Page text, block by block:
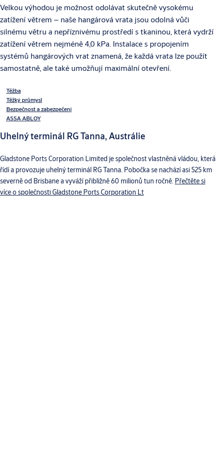
Velkou výhodou je možnost odolávat skutečně vysokému
zatížení větrem – naše hangárová vrata jsou odolná vůči
silnému větru a nepříznivému prostředí s tkaninou, která vydrží
zatížení větrem nejméně 4,0 kPa. Instalace s propojením
systémů hangárových vrat znamená, že každá vrata lze použít
samostatně, ale také umožňují maximální otevření.
Těžba
Těžký průmysl
Bezpečnost a zabezpečení
ASSA ABLOY
Uhelný terminál RG Tanna, Austrálie
Gladstone Ports Corporation Limited je společnost vlastněná vládou, která
řídí a provozuje uhelný terminál RG Tanna. Pobočka se nachází asi 525 km
severně od Brisbane a vyváží přibližně 60 milionů tun ročně. Přečtěte si
více o společnosti Gladstone Ports Corporation Lt